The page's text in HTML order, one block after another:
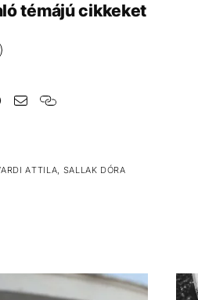
témájú cikkeket
ATTILA, SALLAK DÓRA